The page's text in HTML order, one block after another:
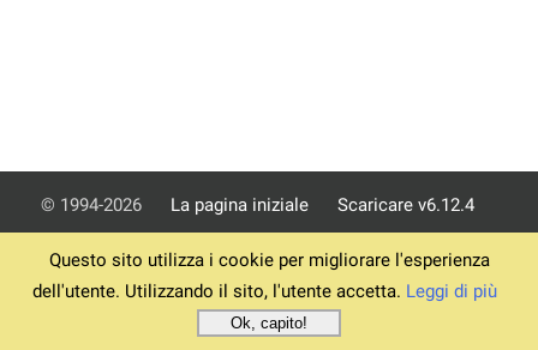
© 1994-2026 La pagina iniziale Scaricare v6.12.4
Termini Informativa sulla privacy Impronta Assistenza
ordini
Questo sito utilizza i cookie per migliorare l'esperienza
dell'utente. Utilizzando il sito, l'utente accetta. Leggi di più
Ok, capito!